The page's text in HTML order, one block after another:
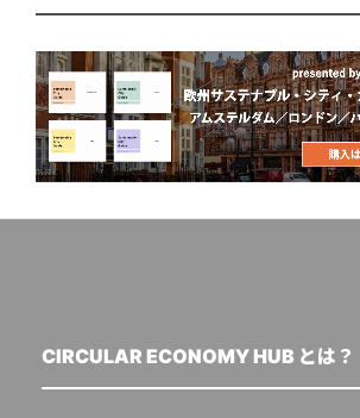
CIRCULAR ECONOMY HUB とは？